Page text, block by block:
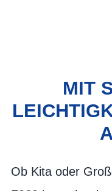
MIT
Ob Kita oder